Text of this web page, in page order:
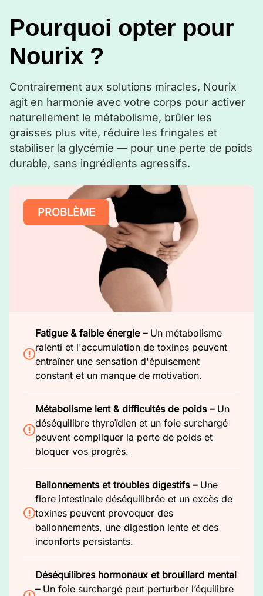
Pourquoi opter pour
Nourix ?
Contrairement aux solutions miracles, Nourix
agit en harmonie avec votre corps pour activer
naturellement le métabolisme, brûler les
graisses plus vite, réduire les fringales et
stabiliser la glycémie — pour une perte de poids
durable, sans ingrédients agressifs.
PROBLÈME
Fatigue & faible énergie –Un métabolisme
ralenti et l'accumulation de toxines peuvent
entraîner une sensation d'épuisement
constant et un manque de motivation.
Métabolisme lent & difficultés de poids –Un
déséquilibre thyroïdien et un foie surchargé
peuvent compliquer la perte de poids et
bloquer vos progrès.
Ballonnements et troubles digestifs –Une
flore intestinale déséquilibrée et un excès de
toxines peuvent provoquer des
ballonnements, une digestion lente et des
inconforts persistants.
Déséquilibres hormonaux et brouillard mental
–Un foie surchargé peut perturber l’équilibre